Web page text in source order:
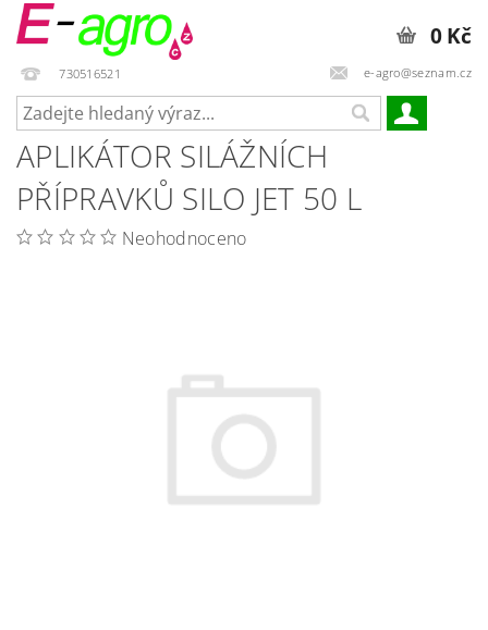
730516521 e-agro@seznam.cz
0 Kč
APLIKÁTOR SILÁŽNÍCH
PŘÍPRAVKŮ SILO JET 50 L
Neohodnoceno